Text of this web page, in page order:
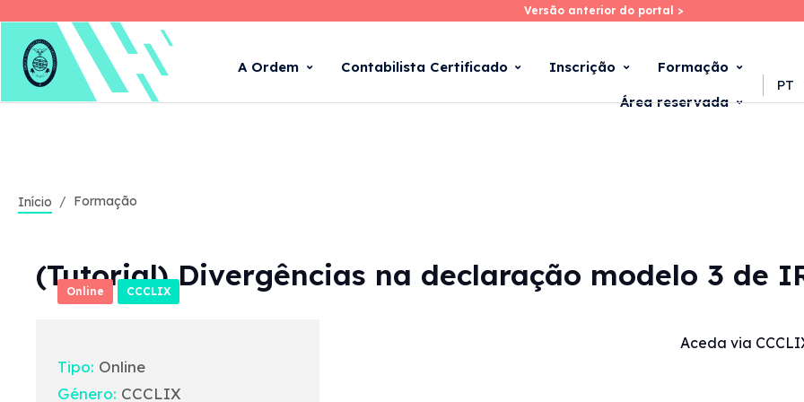
Skip
main
Versão anterior do portal >
Versão anterior do portal >
A Ordem Contabilista Certificado Inscrição Formação
Área reservada
PT
Início Formação
Online CCCLIX
(Tutorial) Divergências na declaração modelo 3 de
Tipo: Online
Género: CCCLIX
Aceda via